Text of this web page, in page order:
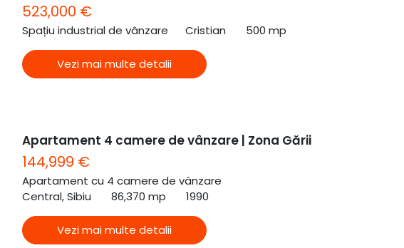
523,000 €
Spațiu industrial de vânzare Cristian 500 mp
Vezi mai multe detalii
Apartament 4 camere de vânzare | Zona Gării
144,999 €
Apartament cu 4 camere de vânzare
Central, Sibiu
86,370 mp 1990
Vezi mai multe detalii